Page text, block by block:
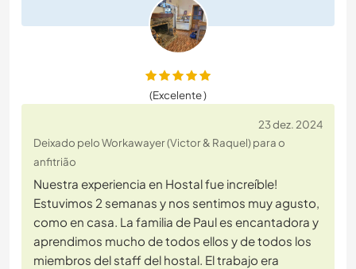
(Excelente )
23 dez. 2024
Deixado pelo Workawayer (Victor & Raquel) para o
anfitrião
Nuestra experiencia en Hostal fue increíble!
Estuvimos 2 semanas y nos sentimos muy agusto,
como en casa. La familia de Paul es encantadora y
aprendimos mucho de todos ellos y de todos los
miembros del staff del hostal. El trabajo era